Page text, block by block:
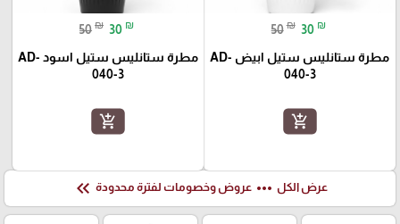
50 ₪ 30 ₪
مطرة ستانليس ستيل ابيض AD-
040-3
add_shopping_cart
50 ₪ 30 ₪
مطرة ستانليس ستيل اسود AD-
040-3
add_shopping_cart
عرض الكل more_horiz عروض وخصومات لفترة محدودة keyboard_double_arrow_left